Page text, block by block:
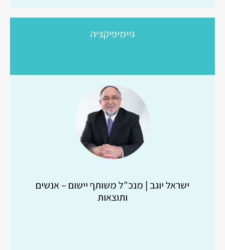
גיימיפיקציה
ישראל יוגב | מנכ"ל משותף יישום – אנשים
ותוצאות